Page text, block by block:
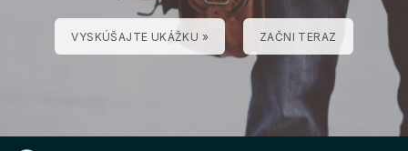
VYSKÚŠAJTE UKÁŽKU » ZAČNI TERAZ